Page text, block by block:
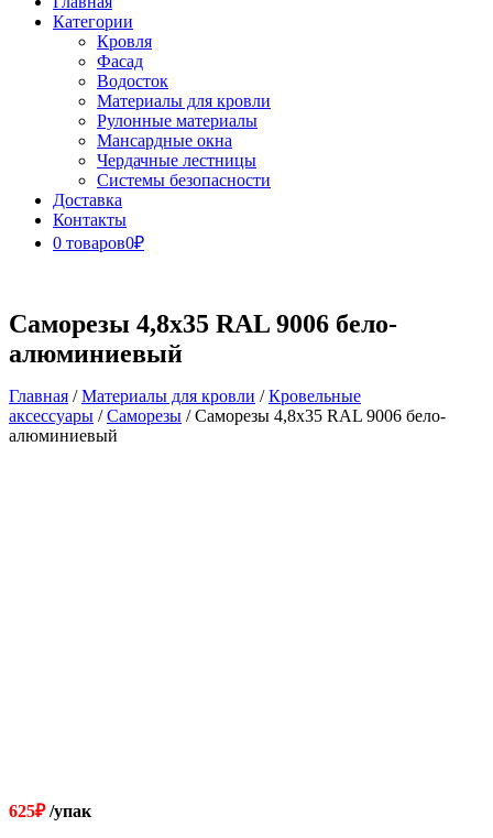
Категории
Кровля
Фасад
Водосток
Материалы для кровли
Рулонные материалы
Мансардные окна
Чердачные лестницы
Системы безопасности
Доставка
Контакты
0 товаров0₽
Саморезы 4,8х35 RAL 9006 бело-
алюминиевый
Главная /Материалы для кровли /Кровельные
аксессуары /Саморезы / Саморезы 4,8х35 RAL 9006 бело-
алюминиевый
625₽/упак